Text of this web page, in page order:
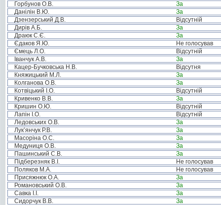
Горбунов О.В.
За
Данілін В.Ю.
За
Дзензерський Д.В.
Відсутній
Дирів А.Б.
За
Драюк С.Є.
За
Єдаков Я.Ю.
Не голосував
Ємець Л.О.
Відсутній
Іванчук А.В.
За
Кацер-Бучковська Н.В.
Відсутня
Княжицький М.Л.
За
Колганова О.В.
За
Котвіцький І.О.
Відсутній
Кривенко В.В.
За
Кришин О.Ю.
Відсутній
Лапін І.О.
Відсутній
Ледовських О.В.
За
Лук’янчук Р.В.
За
Масоріна О.С.
За
Медуниця О.В.
За
Пашинський С.В.
За
Підберезняк В.І.
Не голосував
Поляков М.А.
Не голосував
Присяжнюк О.А.
За
Романовський О.В.
За
Савка І.І.
За
Сидорчук В.В.
За